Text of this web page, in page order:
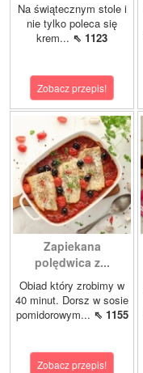
Na świątecznym stole i
nie tylko poleca się
krem... ⇖ 1123
Zobacz przepis!
Zapiekana
polędwica z...
Obiad który zrobimy w
40 minut. Dorsz w sosie
pomidorowym... ⇖ 1155
Zobacz przepis!